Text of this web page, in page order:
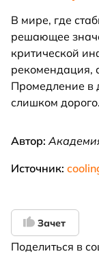
В мире, где
решающее
критической
рекомендация,
Промедление в
слишком дорого.
Автор:
Источник:
Зачет
Поделиться в